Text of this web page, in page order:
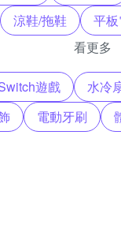
涼鞋/拖鞋 平
看更多
遊戲
水冷
電動牙刷